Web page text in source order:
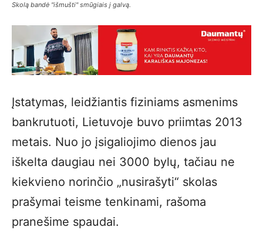
Skolą bandė "išmušti" smūgiais į galvą.
Įstatymas, leidžiantis fiziniams asmenims
bankrutuoti, Lietuvoje buvo priimtas 2013
metais. Nuo jo įsigaliojimo dienos jau
iškelta daugiau nei 3000 bylų, tačiau ne
kiekvieno norinčio „nusirašyti“ skolas
prašymai teisme tenkinami, rašoma
pranešime spaudai.